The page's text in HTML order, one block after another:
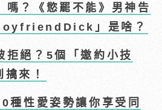
嗎？《慾罷不能》男神告
」是啥？
拒絕？5個「邀約小技
來！
種性愛姿勢讓你享受同